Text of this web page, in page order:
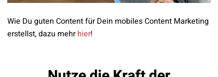
Wie Du guten Content für Dein mobiles Content Marketing
erstellst, dazu mehrhier!